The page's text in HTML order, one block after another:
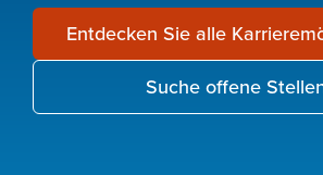
Entdecken Sie alle
Suche offene